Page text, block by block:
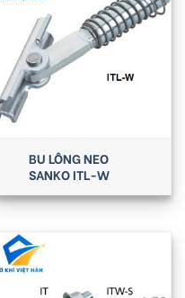
BU LÔNG NEO
SANKO ITL-W